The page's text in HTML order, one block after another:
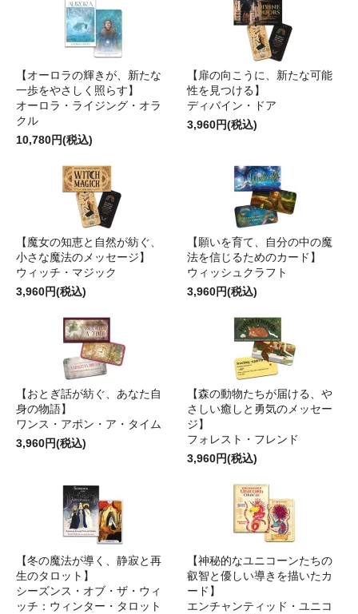
【オーロラの輝きが、新たな
一歩をやさしく照らす】
オーロラ・ライジング・オラ
クル
10,780円(税込)
【扉の向こうに、新たな可能
性を見つける】
ディバイン・ドア
3,960円(税込)
【魔女の知恵と自然が紡ぐ、
小さな魔法のメッセージ】
ウィッチ・マジック
3,960円(税込)
【願いを育て、自分の中の魔
法を信じるためのカード】
ウィッシュクラフト
3,960円(税込)
【おとぎ話が紡ぐ、あなた自
身の物語】
ワンス・アポン・ア・タイム
3,960円(税込)
【森の動物たちが届ける、や
さしい癒しと勇気のメッセー
ジ】
フォレスト・フレンド
3,960円(税込)
【冬の魔法が導く、静寂と再
生のタロット】
シーズンス・オブ・ザ・ウィ
ッチ：ウィンター・タロット
【神秘的なユニコーンたちの
叡智と優しい導きを描いたカ
ード】
エンチャンティッド・ユニコ